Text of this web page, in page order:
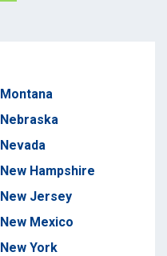
Montana
Nebraska
Nevada
New Hampshire
New Jersey
New Mexico
New York